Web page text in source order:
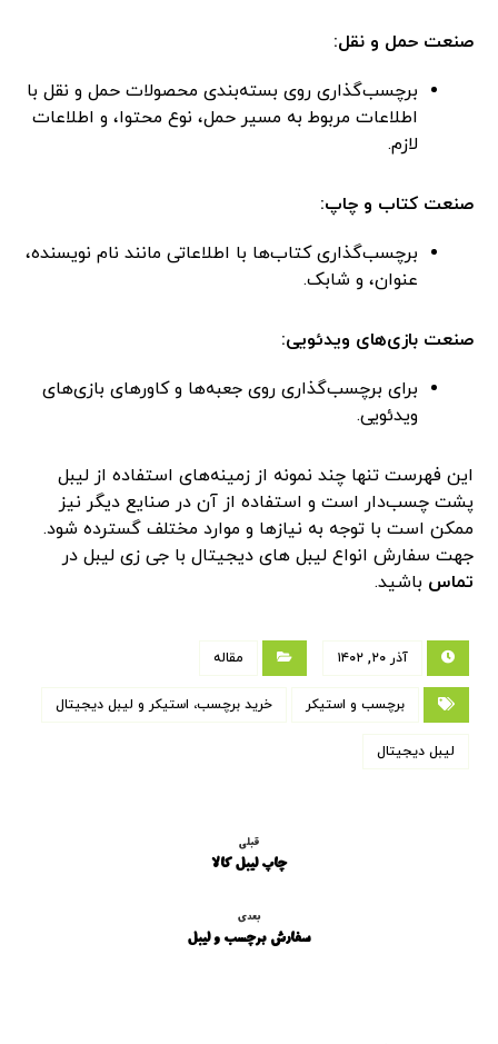
صنعت حمل و نقل:
برچسب‌گذاری روی بسته‌بندی محصولات حمل و نقل با
اطلاعات مربوط به مسیر حمل، نوع محتوا، و اطلاعات
لازم.
صنعت کتاب و چاپ:
برچسب‌گذاری کتاب‌ها با اطلاعاتی مانند نام نویسنده،
عنوان، و شابک.
صنعت بازی‌های ویدئویی:
برای برچسب‌گذاری روی جعبه‌ها و کاورهای بازی‌های
ویدئویی.
این فهرست تنها چند نمونه از زمینه‌های استفاده از لیبل
پشت چسب‌دار است و استفاده از آن در صنایع دیگر نیز
ممکن است با توجه به نیازها و موارد مختلف گسترده شود.
جهت سفارش انواع لیبل های دیجیتال با جی زی لیبل در
تماس باشید.
آذر ۲۰, ۱۴۰۲ مقاله
برچسب و استیکر خرید برچسب، استیکر و لیبل دیجیتال
لیبل دیجیتال
قبلی
چاپ لیبل کالا
بعدی
سفارش برچسب و لیبل